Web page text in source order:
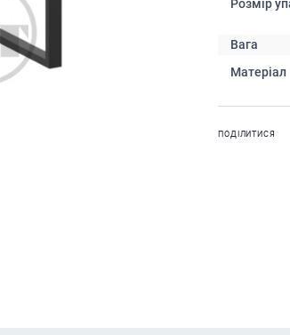
Розмір
Вага
Матеріал
ПОДІЛИТИСЯ